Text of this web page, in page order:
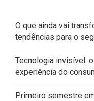
O que ainda vai
tendências para o
Tecnologia invisível:
experiência do
Primeiro semestre